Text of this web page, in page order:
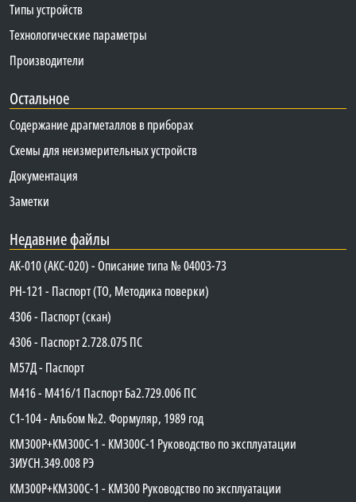
Типы устройств
Технологические параметры
Производители
Остальное
Содержание драгметаллов в приборах
Схемы для неизмерительных устройств
Документация
Заметки
Недавние файлы
АК-010 (АКС-020) - Описание типа № 04003-73
PH-121 - Паспорт (ТО, Методика поверки)
4306 - Паспорт (скан)
4306 - Паспорт 2.728.075 ПС
М57Д - Паспорт
М416 - М416/1 Паспорт Ба2.729.006 ПС
C1-104 - Альбом №2. Формуляр, 1989 год
КМ300Р+КМ300С-1 - КМ300C-1 Руководство по эксплуатации
3ИУСН.349.008 РЭ
КМ300Р+КМ300С-1 - КМ300 Руководство по эксплуатации